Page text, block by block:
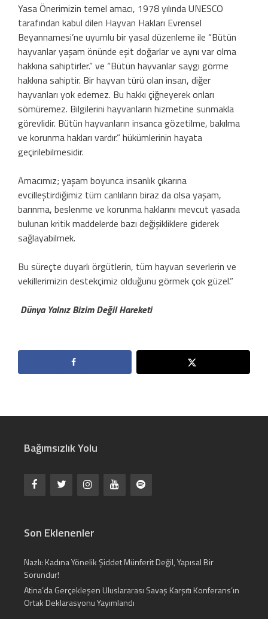
Yasa Önerimizin temel amacı, 1978 yılında UNESCO
tarafından kabul dilen Hayvan Hakları Evrensel
Beyannamesi’ne uyumlu bir yasal düzenleme ile “Bütün
hayvanlar yaşam önünde eşit doğarlar ve aynı var olma
hakkına sahiptirler.” ve “Bütün hayvanlar saygı görme
hakkına sahiptir. Bir hayvan türü olan insan, diğer
hayvanları yok edemez. Bu hakkı çiğneyerek onları
sömüremez. Bilgilerini hayvanların hizmetine sunmakla
görevlidir. Bütün hayvanların insanca gözetilme, bakılma
ve korunma hakları vardır.” hükümlerinin hayata
geçirilebilmesidir.
Amacımız; yaşam boyunca insanlık çıkarına
evcilleştirdiğimiz tüm canlıların biraz da olsa yaşam,
barınma, beslenme ve korunma haklarını mevcut yasada
bulunan kritik maddelerde bazı değişikliklere giderek
sağlayabilmek.
Bu süreçte duyarlı örgütlerin, tüm hayvan severlerin ve
vekillerimizin destekçimiz olduğunu görmek çok güzel.”
Dünya Yalnız Bizim Değil Hareketi
Bağımsızlık Yolu
Son Eklenenler
Nazlı: Kadına Yönelik Şiddet Münferit Değil, Yapısal Bir
Sorundur!
Atina’da Gerçekleşen Uluslararası Savaş Karşıtı Konferans’ın
Ortak Deklarasyonu Yayımlandı